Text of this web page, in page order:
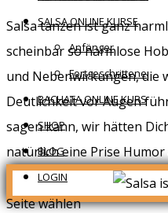
SALSA ONLINE KURSE
Anfänger
Fortgeschrittene
BACHATA ONLINE KURS
SHOP
BLOG
LOGIN
Seite wählen
Salsa tanzen ist ganz
scheinbar so harmlose
und Nebenwirkungen, die
Deutlichkeit vor Augen
sagen kann, wir hätten
natürlich eine Prise